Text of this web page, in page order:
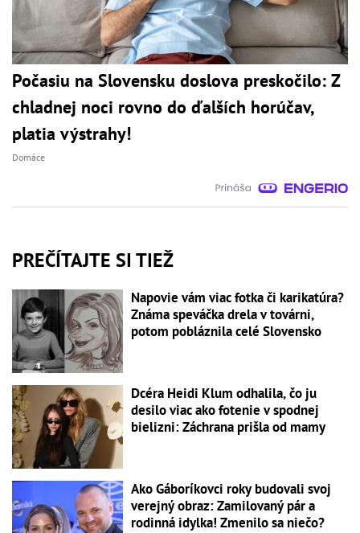
Počasiu na Slovensku doslova preskočilo: Z
chladnej noci rovno do ďalších horúčav,
platia výstrahy!
Domáce
PREČÍTAJTE SI TIEŽ
Napovie vám viac fotka či karikatúra?
Známa speváčka drela v továrni,
potom pobláznila celé Slovensko
Dcéra Heidi Klum odhalila, čo ju
desilo viac ako fotenie v spodnej
bielizni: Záchrana prišla od mamy
Ako Gáboríkovci roky budovali svoj
verejný obraz: Zamilovaný pár a
rodinná idylka! Zmenilo sa niečo?